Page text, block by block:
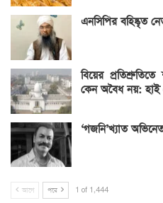
এনসিপির বহিষ্কৃত
বিয়ের
কেন অবৈধ নয়: হাই
‘গজনি’খ্যাত
আগে পরে 1 of 1,444